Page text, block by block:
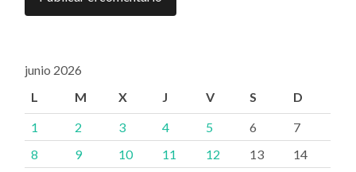
junio 2026
L
M X J V S D
1 2 3 4 5 6
7
8
9 10 11 12 13
14